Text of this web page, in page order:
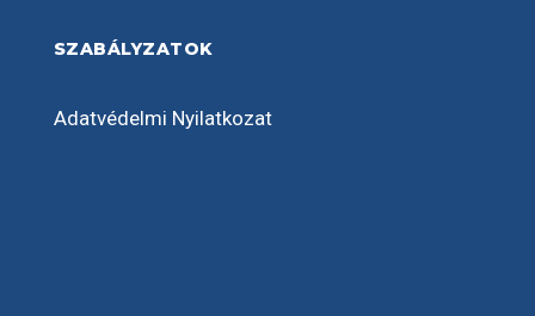
SZABÁLYZATOK
Adatvédelmi Nyilatkozat